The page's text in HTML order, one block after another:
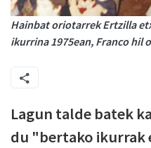
Hainbat oriotarrek Ertzilla
ikurrina 1975ean, Franco hil
Lagun talde batek
du "bertako ikurrak